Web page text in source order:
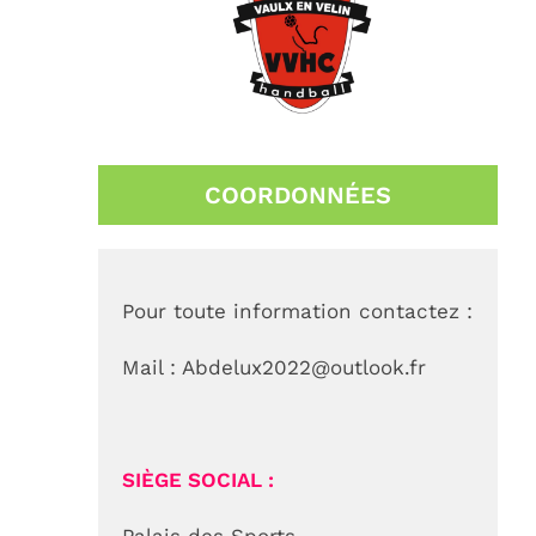
COORDONNÉES
Pour toute information contactez :
Mail : Abdelux2022@outlook.fr
SIÈGE SOCIAL :
L’office Municipal des Sports de Vaulx-en-